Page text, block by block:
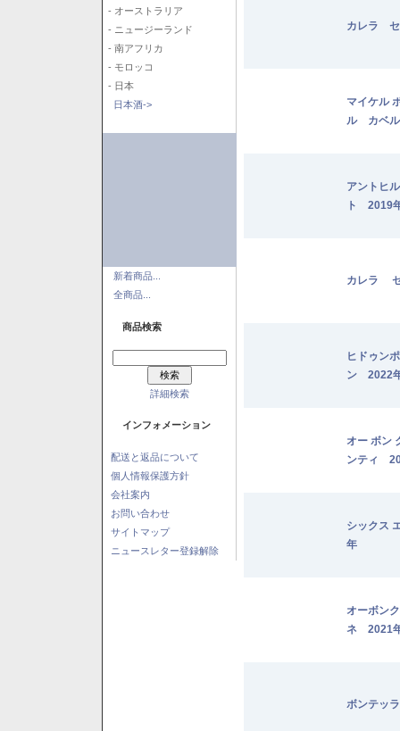
- オーストラリア
- ニュージーランド
- 南アフリカ
- モロッコ
- 日本
日本酒->
新着商品...
全商品...
商品検索
詳細検索
インフォメーション
配送と返品について
個人情報保護方針
会社案内
お問い合わせ
サイトマップ
ニュースレター登録解除
カレラ
マイケル
ル カベ
アントヒ
ト 2019
カレラ
ヒドゥン
ン 2022
オー ボン
ンティ
シックス
年
オーボン
ネ 2021
ボンテッ